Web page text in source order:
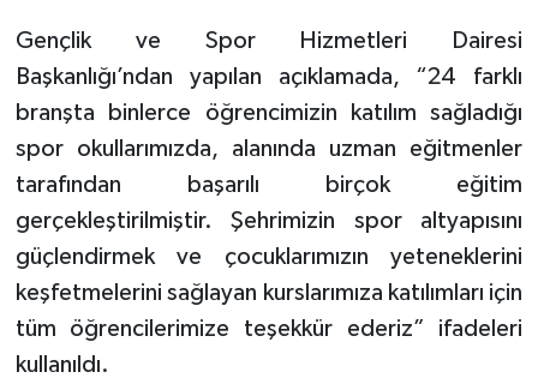
Gençlik ve Spor Hizmetleri Dairesi
Başkanlığı’ndan yapılan açıklamada, “24 farklı
branşta binlerce öğrencimizin katılım sağladığı
spor okullarımızda, alanında uzman eğitmenler
tarafından başarılı birçok eğitim
gerçekleştirilmiştir. Şehrimizin spor altyapısını
güçlendirmek ve çocuklarımızın yeteneklerini
keşfetmelerini sağlayan kurslarımıza katılımları için
tüm öğrencilerimize teşekkür ederiz” ifadeleri
kullanıldı.